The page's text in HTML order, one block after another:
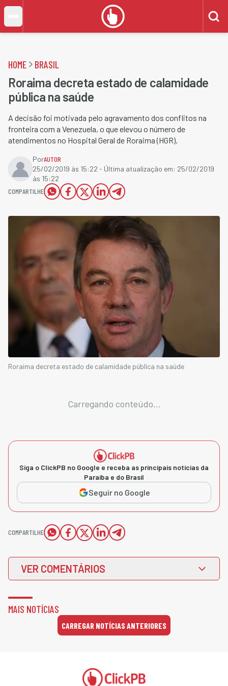
HOME BRASIL
Roraima decreta estado de calamidade
pública na saúde
A decisão foi motivada pelo agravamento dos conflitos na
fronteira com a Venezuela, o que elevou o número de
atendimentos no Hospital Geral de Roraima (HGR).
PorAUTOR
25/02/2019 às 15:22 - Última atualização em: 25/02/2019
às 15:22
COMPARTILHE
Roraima decreta estado de calamidade pública na saúde
Carregando conteúdo...
Siga o ClickPB no Google e receba as principais notícias da
Paraíba e do Brasil
Seguir no Google
COMPARTILHE
VER COMENTÁRIOS
MAIS NOTÍCIAS
CARREGAR NOTÍCIAS ANTERIORES